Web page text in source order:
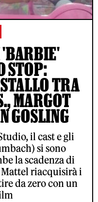
'BARBIE'
STOP:
TRA
MARGOT
GOSLING
il cast e gli
si sono
la scadenza di
riacquisirà i
da zero con un